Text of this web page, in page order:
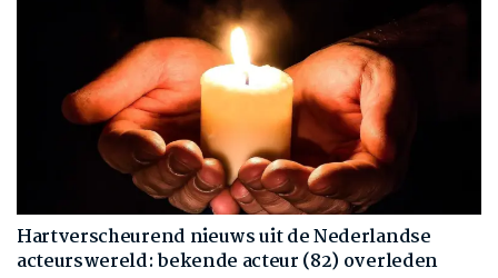
Hartverscheurend nieuws uit de Nederlandse
acteurswereld: bekende acteur (82) overleden